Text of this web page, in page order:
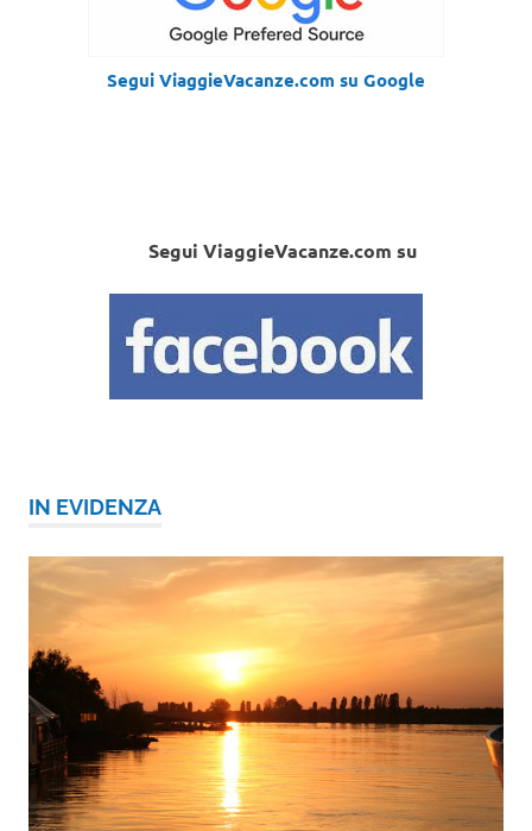
Segui ViaggieVacanze.com su Google
Segui ViaggieVacanze.com su
IN EVIDENZA